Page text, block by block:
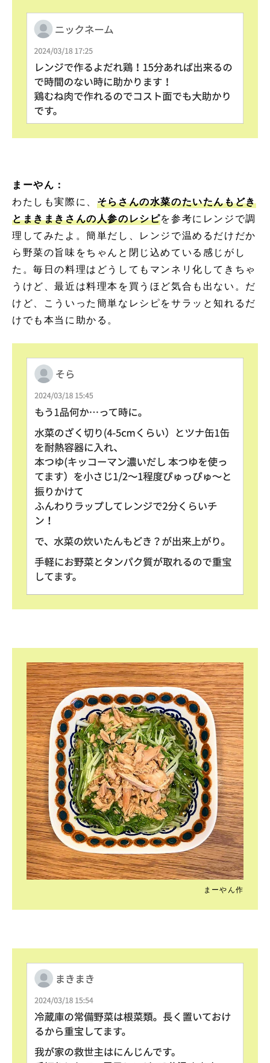
まーやん：
わたしも実際に、 そらさんの水菜のたいたんもどき
とまきまきさんの人参のレシピを参考にレンジで調
理してみたよ。簡単だし、レンジで温めるだけだか
ら野菜の旨味をちゃんと閉じ込めている感じがし
た。毎日の料理はどうしてもマンネリ化してきちゃ
うけど、最近は料理本を買うほど気合も出ない。だ
けど、こういった簡単なレシピをサラッと知れるだ
けでも本当に助かる。
まーやん作